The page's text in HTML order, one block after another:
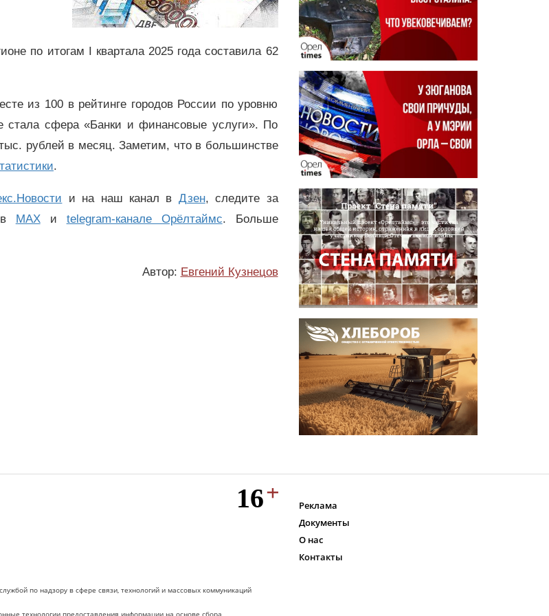
по итогам I квартала 2025 года составила 62
из 100 в рейтинге городов России по уровню
стала сфера «Банки и финансовые услуги». По
рублей в месяц. Заметим, что в большинстве
.
и на наш канал в Дзен, следите за
MAXи telegram-канале Орёлтаймс. Больше
Автор: Евгений Кузнецов
по надзору в сфере связи, технологий и массовых коммуникаций
Реклама
Документы
О нас
Контакты